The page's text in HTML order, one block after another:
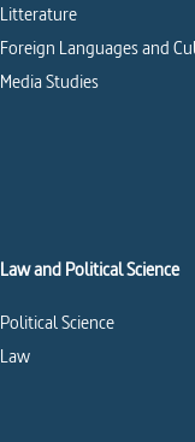
Litterature
Foreign Languages and
Media Studies
Law and Political Science
Political Science
Law